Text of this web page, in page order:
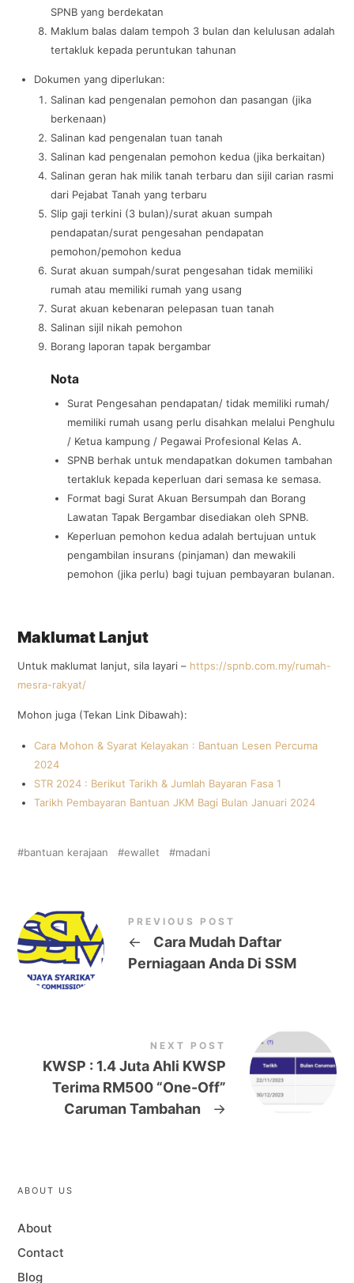
SPNB yang berdekatan
Maklum balas dalam tempoh 3 bulan dan kelulusan adalah
tertakluk kepada peruntukan tahunan
Dokumen yang diperlukan:
Salinan kad pengenalan pemohon dan pasangan (jika
berkenaan)
Salinan kad pengenalan tuan tanah
Salinan kad pengenalan pemohon kedua (jika berkaitan)
Salinan geran hak milik tanah terbaru dan sijil carian rasmi
dari Pejabat Tanah yang terbaru
Slip gaji terkini (3 bulan)/surat akuan sumpah
pendapatan/surat pengesahan pendapatan
pemohon/pemohon kedua
Surat akuan sumpah/surat pengesahan tidak memiliki
rumah atau memiliki rumah yang usang
Surat akuan kebenaran pelepasan tuan tanah
Salinan sijil nikah pemohon
Borang laporan tapak bergambar
Nota
Surat Pengesahan pendapatan/ tidak memiliki rumah/
memiliki rumah usang perlu disahkan melalui Penghulu
/ Ketua kampung / Pegawai Profesional Kelas A.
SPNB berhak untuk mendapatkan dokumen tambahan
tertakluk kepada keperluan dari semasa ke semasa.
Format bagi Surat Akuan Bersumpah dan Borang
Lawatan Tapak Bergambar disediakan oleh SPNB.
Keperluan pemohon kedua adalah bertujuan untuk
pengambilan insurans (pinjaman) dan mewakili
pemohon (jika perlu) bagi tujuan pembayaran bulanan.
Maklumat Lanjut
Untuk maklumat lanjut, sila layari – https://spnb.com.my/rumah-
mesra-rakyat/
Mohon juga (Tekan Link Dibawah):
Cara Mohon & Syarat Kelayakan : Bantuan Lesen Percuma
2024
STR 2024 : Berikut Tarikh & Jumlah Bayaran Fasa 1
Tarikh Pembayaran Bantuan JKM Bagi Bulan Januari 2024
bantuan kerajaan ewallet madani
PREVIOUS POST
←
Cara Mudah Daftar
Perniagaan Anda Di SSM
NEXT POST
KWSP : 1.4 Juta Ahli KWSP
Terima RM500 “One-Off”
Caruman Tambahan
→
ABOUT US
About
Contact
Blog